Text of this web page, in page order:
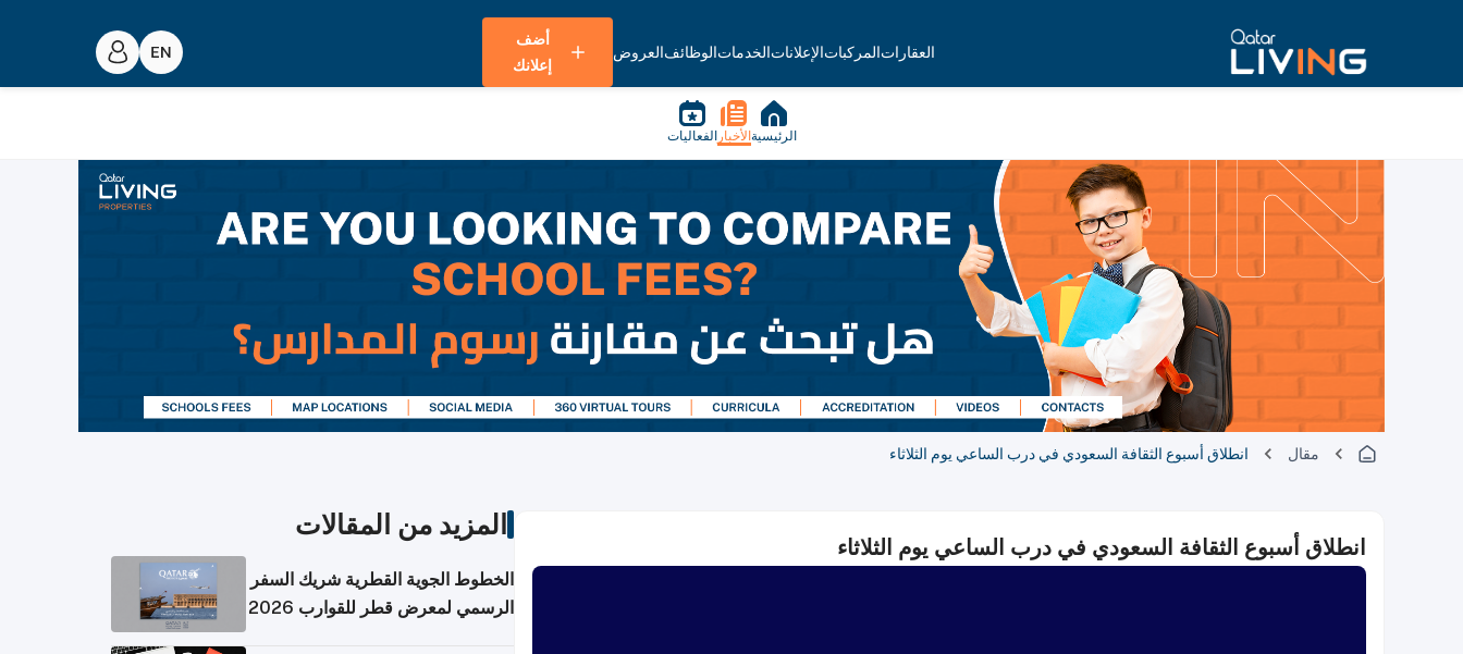
العقاراتالمركباتالإعلاناتالخدماتالوظائفالعروض
أضف
إعلانك
الرئيسية الأخبار الفعاليات
مقال انطلاق أسبوع الثقافة السعودي في درب الساعي يوم الثلاثاء
انطلاق أسبوع الثقافة السعودي في درب الساعي يوم الثلاثاء
المزيد من المقالات
الخطوط الجوية القطرية شريك السفر
الرسمي لمعرض قطر للقوارب 2026